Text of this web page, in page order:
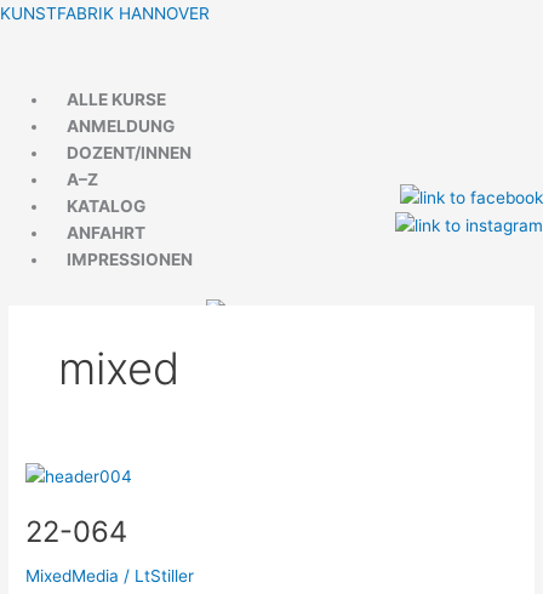
Zum
KUNSTFABRIK HANNOVER
Menü
ALLE KURSE
ANMELDUNG
DOZENT/INNEN
A–Z
KATALOG
ANFAHRT
IMPRESSIONEN
mixed
22-064
MixedMedia / LtStiller
22-
Menü